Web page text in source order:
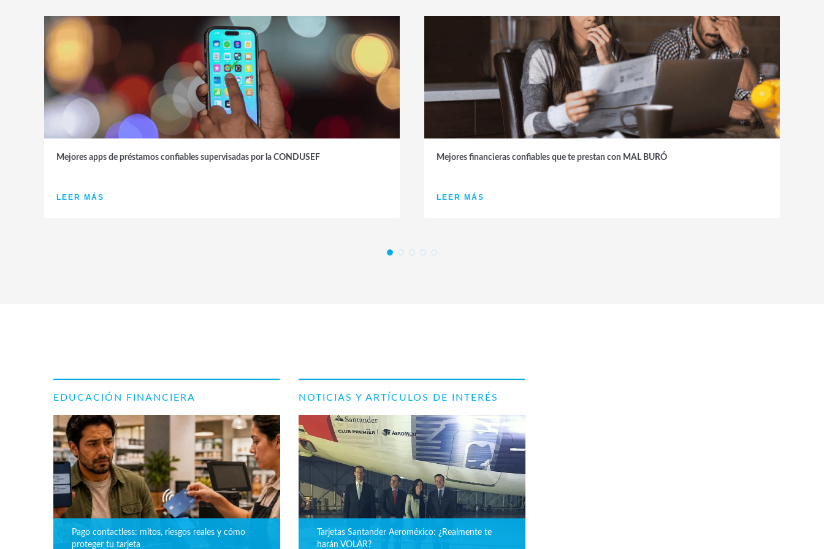
Mejores apps de préstamos confiables supervisadas por la CONDUSEF
LEER MÁS
Mejores financieras confiables que te prestan con MAL BURÓ
LEER MÁS
EDUCACIÓN FINANCIERA
Pago contactless: mitos, riesgos reales y cómo
proteger tu tarjeta
NOTICIAS Y ARTÍCULOS DE INTERÉS
Tarjetas Santander Aeroméxico: ¿Realmente te
harán VOLAR?